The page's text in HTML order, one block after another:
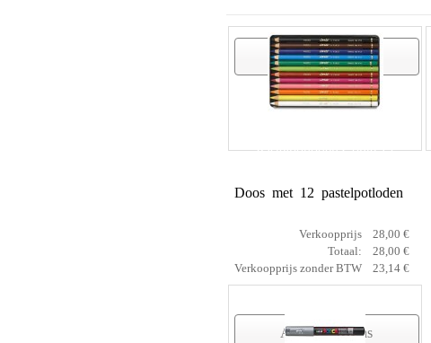
Artikelgegevens
Pastelpotloden Conté 12
Doos met 12 pastelpotloden
Verkoopprijs
28,00 €
Totaal:
28,00 €
Verkoopprijs zonder BTW
23,14 €
Artikelgegevens